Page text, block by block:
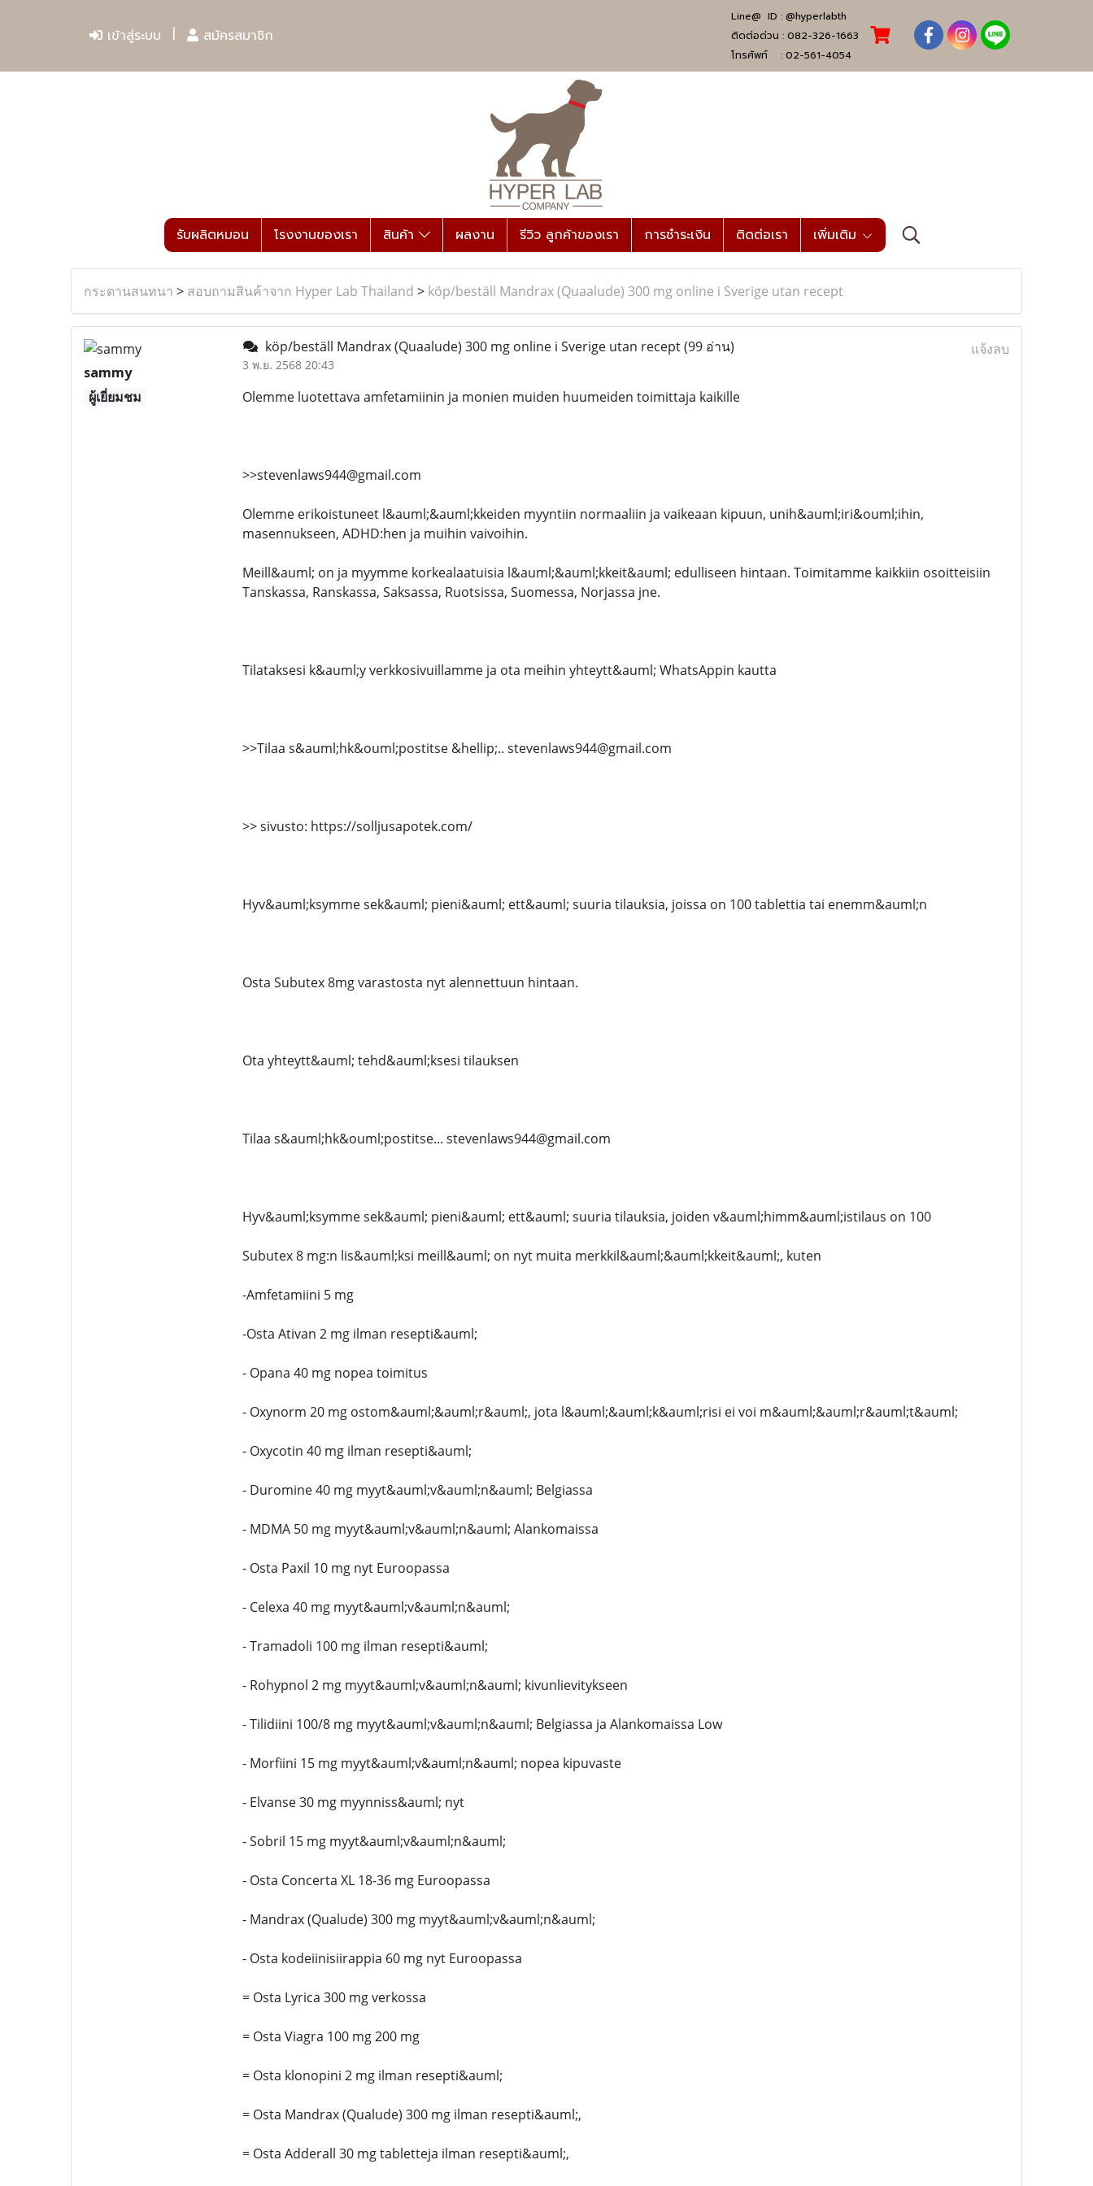
เข้าสู่ระบบ สมัครสมาชิก
Line@ ID : @hyperlabth
ติดต่อด่วน : 082-326-1663
โทรศัพท์ : 02-561-4054
รับผลิตหมอน โรงงานของเรา สินค้า ผลงาน รีวิว ลูกค้าของเรา การชำระเงิน ติดต่อเรา เพิ่มเติม
กระดานสนทนา > สอบถามสินค้าจาก Hyper Lab Thailand > köp/beställ Mandrax (Quaalude) 300 mg online i Sverige utan recept
sammy
ผู้เยี่ยมชม
köp/beställ Mandrax (Quaalude) 300 mg online i Sverige utan recept(99 อ่าน)
3 พ.ย. 2568 20:43
แจ้งลบ
Olemme luotettava amfetamiinin ja monien muiden huumeiden toimittaja kaikille
>>stevenlaws944@gmail.com
Olemme erikoistuneet l&auml;&auml;kkeiden myyntiin normaaliin ja vaikeaan kipuun, unih&auml;iri&ouml;ihin,
masennukseen, ADHD:hen ja muihin vaivoihin.
Meill&auml; on ja myymme korkealaatuisia l&auml;&auml;kkeit&auml; edulliseen hintaan. Toimitamme kaikkiin osoitteisiin
Tanskassa, Ranskassa, Saksassa, Ruotsissa, Suomessa, Norjassa jne.
Tilataksesi k&auml;y verkkosivuillamme ja ota meihin yhteytt&auml; WhatsAppin kautta
>>Tilaa s&auml;hk&ouml;postitse &hellip;.. stevenlaws944@gmail.com
>> sivusto: https://solljusapotek.com/
Hyv&auml;ksymme sek&auml; pieni&auml; ett&auml; suuria tilauksia, joissa on 100 tablettia tai enemm&auml;n
Osta Subutex 8mg varastosta nyt alennettuun hintaan.
Ota yhteytt&auml; tehd&auml;ksesi tilauksen
Tilaa s&auml;hk&ouml;postitse... stevenlaws944@gmail.com
Hyv&auml;ksymme sek&auml; pieni&auml; ett&auml; suuria tilauksia, joiden v&auml;himm&auml;istilaus on 100
Subutex 8 mg:n lis&auml;ksi meill&auml; on nyt muita merkkil&auml;&auml;kkeit&auml;, kuten
-Amfetamiini 5 mg
-Osta Ativan 2 mg ilman resepti&auml;
- Opana 40 mg nopea toimitus
- Oxynorm 20 mg ostom&auml;&auml;r&auml;, jota l&auml;&auml;k&auml;risi ei voi m&auml;&auml;r&auml;t&auml;
- Oxycotin 40 mg ilman resepti&auml;
- Duromine 40 mg myyt&auml;v&auml;n&auml; Belgiassa
- MDMA 50 mg myyt&auml;v&auml;n&auml; Alankomaissa
- Osta Paxil 10 mg nyt Euroopassa
- Celexa 40 mg myyt&auml;v&auml;n&auml;
- Tramadoli 100 mg ilman resepti&auml;
- Rohypnol 2 mg myyt&auml;v&auml;n&auml; kivunlievitykseen
- Tilidiini 100/8 mg myyt&auml;v&auml;n&auml; Belgiassa ja Alankomaissa Low
- Morfiini 15 mg myyt&auml;v&auml;n&auml; nopea kipuvaste
- Elvanse 30 mg myynniss&auml; nyt
- Sobril 15 mg myyt&auml;v&auml;n&auml;
- Osta Concerta XL 18-36 mg Euroopassa
- Mandrax (Qualude) 300 mg myyt&auml;v&auml;n&auml;
- Osta kodeiinisiirappia 60 mg nyt Euroopassa
= Osta Lyrica 300 mg verkossa
= Osta Viagra 100 mg 200 mg
= Osta klonopini 2 mg ilman resepti&auml;
= Osta Mandrax (Qualude) 300 mg ilman resepti&auml;,
= Osta Adderall 30 mg tabletteja ilman resepti&auml;,